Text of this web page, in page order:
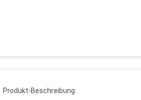
Produkt-Beschreibung